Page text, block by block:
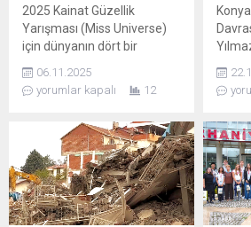
2025 Kainat Güzellik
Yarışması (Miss Universe)
için dünyanın dört bir
organizasyonun yapılacağı
Tayland’da ülkelerini
2025’te Tayland’ın başkenti
Bangkok’ta düzenlenecek
olan final gecesi öncesinde,
güzeller hazırlıklarını
sürdürüyor ve
performanslarını sergiliyor.
06.11.2025
yorumlar kapalı
12
teselli
bir